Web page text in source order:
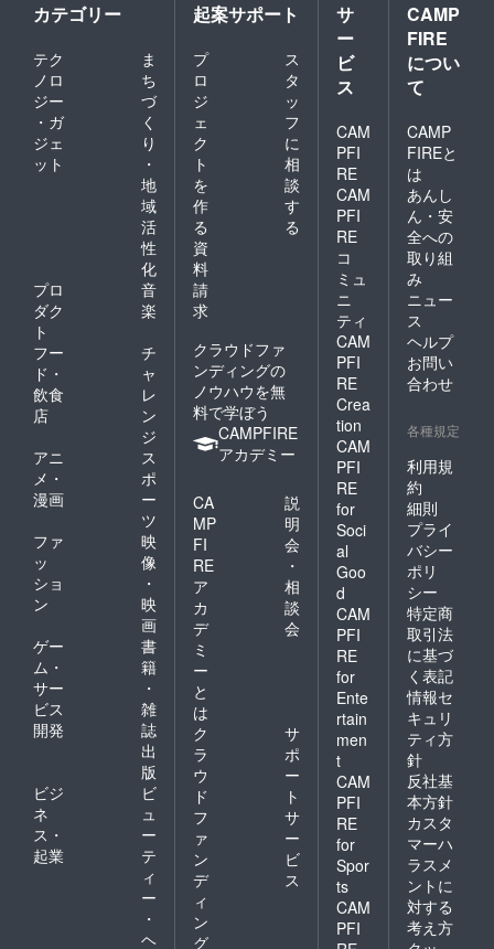
カテゴリー
テク
ノロ
ジー
・ガ
ジェ
ット
ま
ち
づ
く
り
・
地
域
活
性
化
プロ
ダク
ト
音
楽
フー
ド・
飲食
店
チ
ャ
レ
ン
ジ
アニ
メ・
漫画
ス
ポ
ー
ツ
ファ
ッ
ショ
ン
映
像
・
映
画
ゲー
ム・
サー
ビス
開発
書
籍
・
雑
誌
出
版
ビジ
ネ
ス・
起業
ビ
ュ
ー
テ
ィ
ー
・
ヘ
起案サポート
プ
ロ
ジ
ェ
ク
ト
を
作
る
ス
タ
ッ
フ
に
相
談
す
る
資
料
請
求
クラウドファ
ンディングの
ノウハウを無
料で学ぼう
CAMPFIRE
アカデミー
CA
MP
FI
RE
ア
カ
デ
ミ
ー
と
は
説
明
会
・
相
談
会
ク
ラ
ウ
ド
フ
ァ
ン
デ
ィ
ン
グ
サ
ポ
ー
ト
サ
ー
ビ
ス
サ
ー
ビ
ス
CAM
PFI
RE
CAM
PFI
RE
コ
ミュ
ニ
ティ
CAM
PFI
RE
Crea
tion
CAM
PFI
RE
for
Soci
al
Goo
d
CAM
PFI
RE
for
Ente
rtain
men
t
CAM
PFI
RE
for
Spor
ts
CAM
PFI
CAMP
FIRE
につい
て
CAMP
FIREと
は
あんし
ん・安
全への
取り組
み
ニュー
ス
ヘルプ
お問い
合わせ
各種規定
利用規
約
細則
プライ
バシー
ポリ
シー
特定商
取引法
に基づ
く表記
情報セ
キュリ
ティ方
針
反社基
本方針
カスタ
マーハ
ラスメ
ントに
対する
考え方